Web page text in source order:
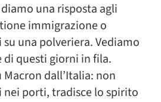
una risposta agli
immigrazione o
una polveriera. Vediamo
di questi giorni in fila.
dall’Italia: non
porti, tradisce lo spirito